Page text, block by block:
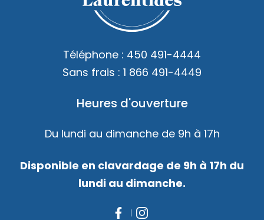
Téléphone : 450 491-4444
Sans frais : 1 866 491-4449
Heures d'ouverture
Du lundi au dimanche de 9h à 17h
Disponible en clavardage de 9h à 17h du
lundi au dimanche.